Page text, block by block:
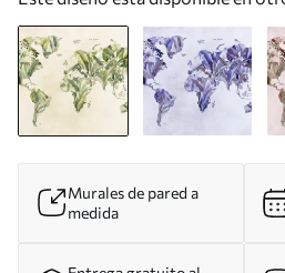
Murales de pared a
medida